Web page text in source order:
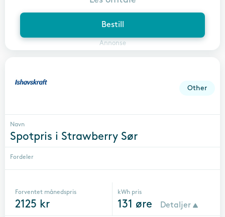
Bestill
Annonse
Other
Navn
Spotpris i Strawberry Sør
Fordeler
Forventet månedspris
2125 kr
kWh pris
131 øre Detaljer